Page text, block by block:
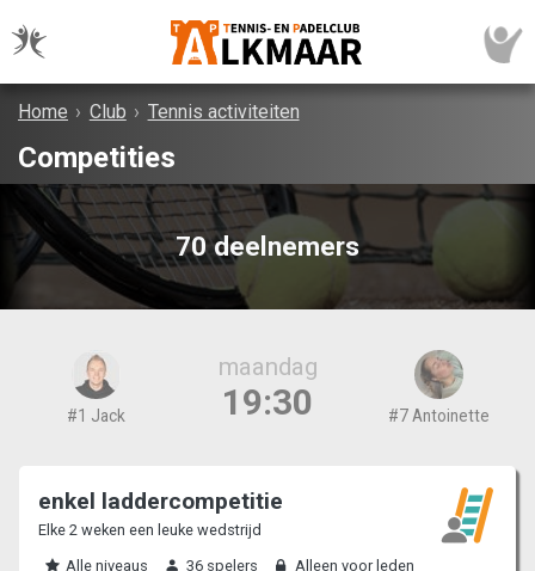
Home › Club › Tennis activiteiten
Competities
70 deelnemers
#1 Jack
maandag
19:30 #7 Antoinette
enkel laddercompetitie
Elke 2 weken een leuke wedstrijd
Alle niveaus
36 spelers Alleen voor leden